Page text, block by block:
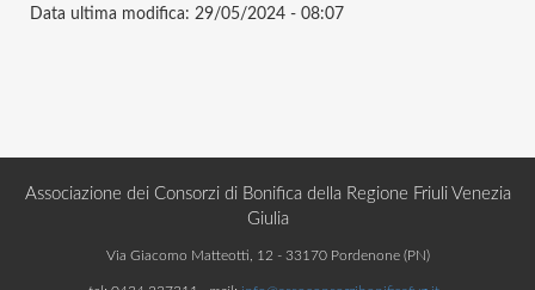
Data ultima modifica: 29/05/2024 - 08:07
Associazione dei Consorzi di Bonifica della Regione Friuli Venezia
Giulia
Via Giacomo Matteotti, 12 - 33170 Pordenone (PN)